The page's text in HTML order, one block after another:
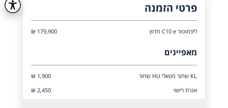
פרטי הזמנה
ליפמוטור C10 e חדש 179,900 ₪
מאפיינים
KL שחור מטאלי HU שחור
₪ 1,900
אגרת רישוי
₪ 2,450